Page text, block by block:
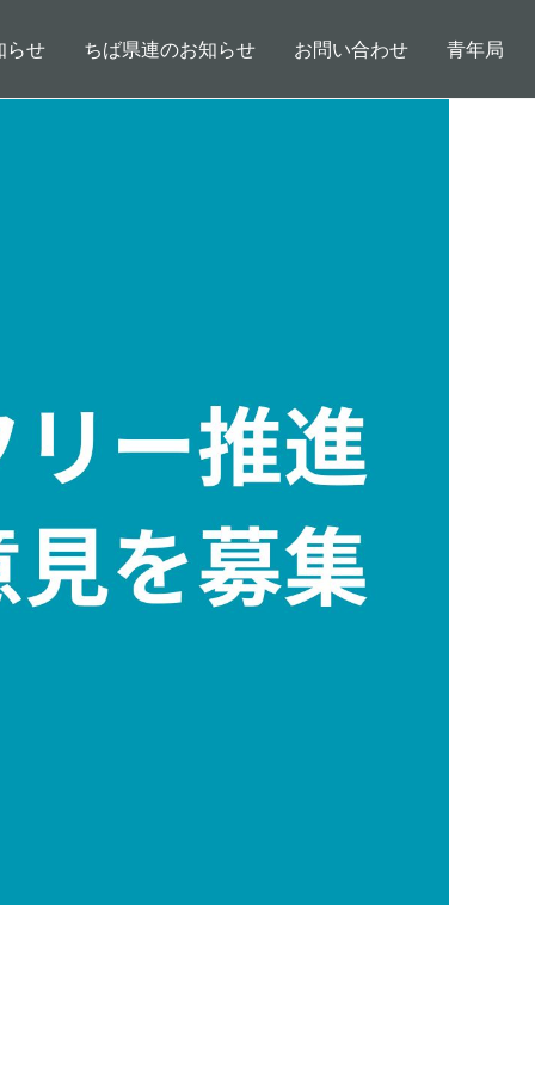
らせ ちば県連のお知らせ お問い合わせ 青年局